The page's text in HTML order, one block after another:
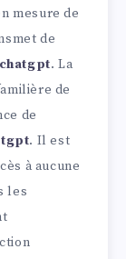
mesure de
de
. La
de
de
. Il est
à aucune
les